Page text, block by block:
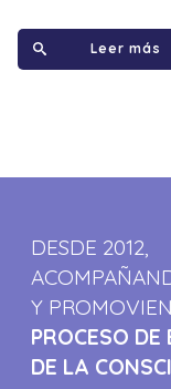
Leer más
DESDE 2012,
Y
PROCESO
DE LA